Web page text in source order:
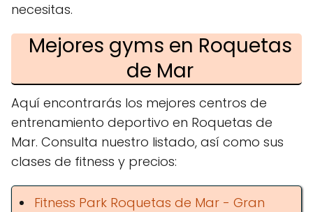
necesitas.
Mejores gyms en Roquetas
de Mar
Aquí encontrarás los mejores centros de
entrenamiento deportivo en Roquetas de
Mar. Consulta nuestro listado, así como sus
clases de fitness y precios:
Fitness Park Roquetas de Mar - Gran